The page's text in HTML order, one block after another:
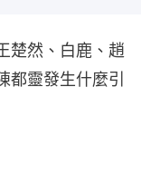
楚然、白鹿、趙
都靈發生什麼引